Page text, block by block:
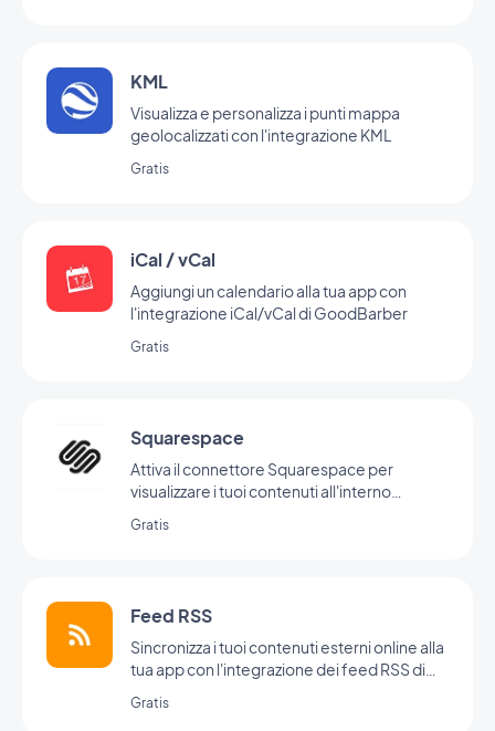
KML
Visualizza e personalizza i punti mappa
geolocalizzati con l'integrazione KML
Gratis
iCal / vCal
Aggiungi un calendario alla tua app con
l'integrazione iCal/vCal di GoodBarber
Gratis
Squarespace
Attiva il connettore Squarespace per
visualizzare i tuoi contenuti all'interno
Gratis
Feed RSS
Sincronizza i tuoi contenuti esterni online alla
tua app con l'integrazione dei feed RSS di
Gratis